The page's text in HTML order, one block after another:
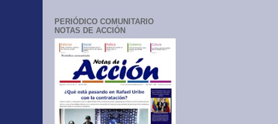
PERIÓDICO COMUNITARIO
NOTAS DE ACCIÓN